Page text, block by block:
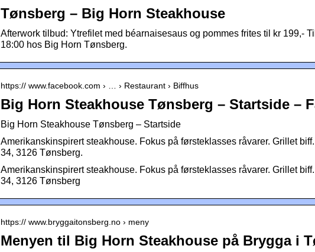
Tønsberg – Big Horn Steakhouse
Afterwork tilbud: Ytrefilet med béarnaisesaus og pommes frites til kr 199,-
18:00 hos Big Horn Tønsberg.
https:// www.facebook.com › … › Restaurant › Biffhus
Big Horn Steakhouse Tønsberg – Startside –
Big Horn Steakhouse Tønsberg – Startside
Amerikanskinspirert steakhouse. Fokus på førsteklasses råvarer. Grillet
34, 3126 Tønsberg.
Amerikanskinspirert steakhouse. Fokus på førsteklasses råvarer. Grillet
34, 3126 Tønsberg
https:// www.bryggaitonsberg.no › meny
Menyen til Big Horn Steakhouse på Brygga i